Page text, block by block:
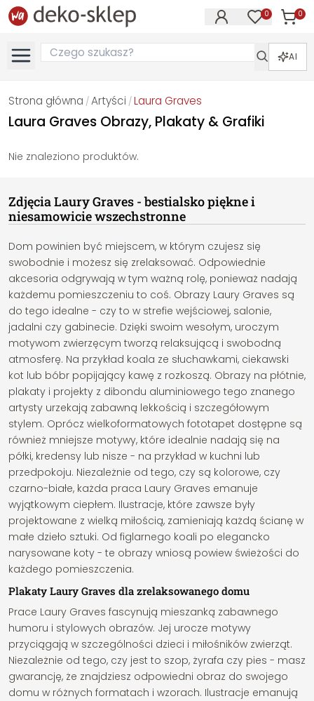
0 0
AI
Strona główna /Artyści /Laura Graves
Laura Graves Obrazy, Plakaty & Grafiki
Nie znaleziono produktów.
Zdjęcia Laury Graves - bestialsko piękne i
niesamowicie wszechstronne
Dom powinien być miejscem, w którym czujesz się
swobodnie i możesz się zrelaksować. Odpowiednie
akcesoria odgrywają w tym ważną rolę, ponieważ nadają
każdemu pomieszczeniu to coś. Obrazy Laury Graves są
do tego idealne - czy to w strefie wejściowej, salonie,
jadalni czy gabinecie. Dzięki swoim wesołym, uroczym
motywom zwierzęcym tworzą relaksującą i swobodną
atmosferę. Na przykład koala ze słuchawkami, ciekawski
kot lub bóbr popijający kawę z rozkoszą. Obrazy na płótnie,
plakaty i projekty z dibondu aluminiowego tego znanego
artysty urzekają zabawną lekkością i szczegółowym
stylem. Oprócz wielkoformatowych fototapet dostępne są
również mniejsze motywy, które idealnie nadają się na
półki, kredensy lub nisze - na przykład w kuchni lub
przedpokoju. Niezależnie od tego, czy są kolorowe, czy
czarno-białe, każda praca Laury Graves emanuje
wyjątkowym ciepłem. Ilustracje, które zawsze były
projektowane z wielką miłością, zamieniają każdą ścianę w
małe dzieło sztuki. Od figlarnego koali po elegancko
narysowane koty - te obrazy wniosą powiew świeżości do
każdego pomieszczenia.
Plakaty Laury Graves dla zrelaksowanego domu
Prace Laury Graves fascynują mieszanką zabawnego
humoru i stylowych obrazów. Jej urocze motywy
przyciągają w szczególności dzieci i miłośników zwierząt.
Niezależnie od tego, czy jest to szop, żyrafa czy pies - masz
gwarancję, że znajdziesz odpowiedni obraz do swojego
domu w różnych formatach i wzorach. Ilustracje emanują